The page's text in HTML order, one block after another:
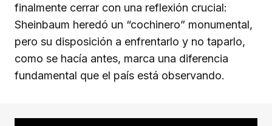
finalmente cerrar con una reflexión crucial:
Sheinbaum heredó un “cochinero” monumental,
pero su disposición a enfrentarlo y no taparlo,
como se hacía antes, marca una diferencia
fundamental que el país está observando.